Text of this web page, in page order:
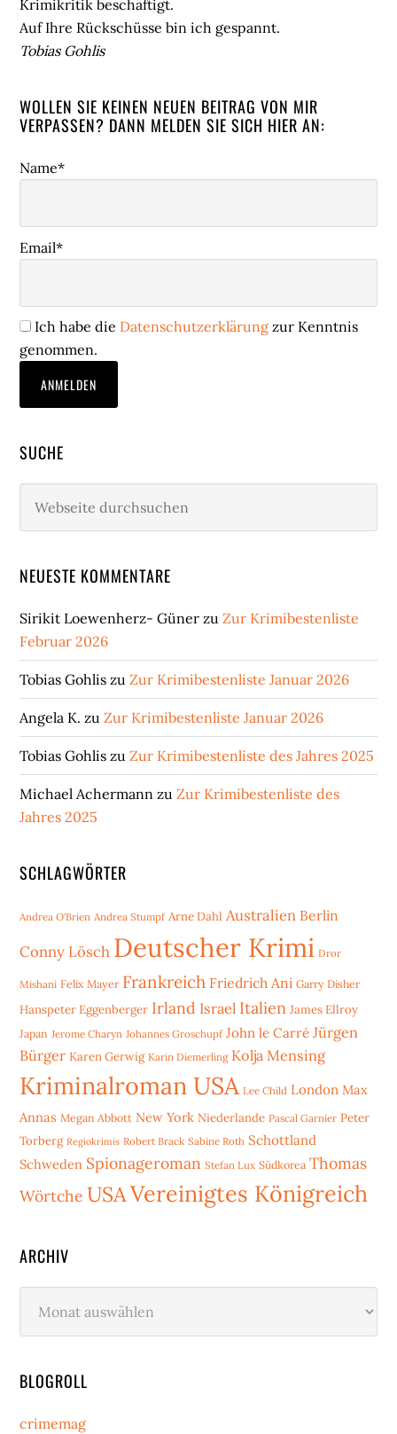
Krimikritik beschäftigt.
Auf Ihre Rückschüsse bin ich gespannt.
Tobias Gohlis
WOLLEN SIE KEINEN NEUEN BEITRAG VON MIR
VERPASSEN? DANN MELDEN SIE SICH HIER AN:
Name*
Email*
Ich habe die Datenschutzerklärung zur Kenntnis
genommen.
SUCHE
durchsuchen
NEUESTE KOMMENTARE
Sirikit Loewenherz- Güner zuZur Krimibestenliste
Februar 2026
Tobias Gohlis zuZur Krimibestenliste Januar 2026
Angela K. zuZur Krimibestenliste Januar 2026
Tobias Gohlis zuZur Krimibestenliste des Jahres 2025
Michael Achermann zuZur Krimibestenliste des
Jahres 2025
SCHLAGWÖRTER
Andrea O'Brien Andrea Stumpf Arne Dahl Australien Berlin
Conny Lösch Deutscher Krimi Dror
Mishani Felix Mayer Frankreich Friedrich Ani Garry Disher
Hanspeter Eggenberger Irland Israel Italien James Ellroy
Japan Jerome Charyn Johannes Groschupf John le Carré Jürgen
Bürger Karen Gerwig Karin Diemerling Kolja Mensing
Kriminalroman USA Lee Child London Max
Annas Megan Abbott New York Niederlande Pascal Garnier Peter
Torberg Regiokrimis Robert Brack Sabine Roth Schottland
Schweden Spionageroman Stefan Lux Südkorea Thomas
Wörtche USAVereinigtes Königreich
ARCHIV
BLOGROLL
crimemag